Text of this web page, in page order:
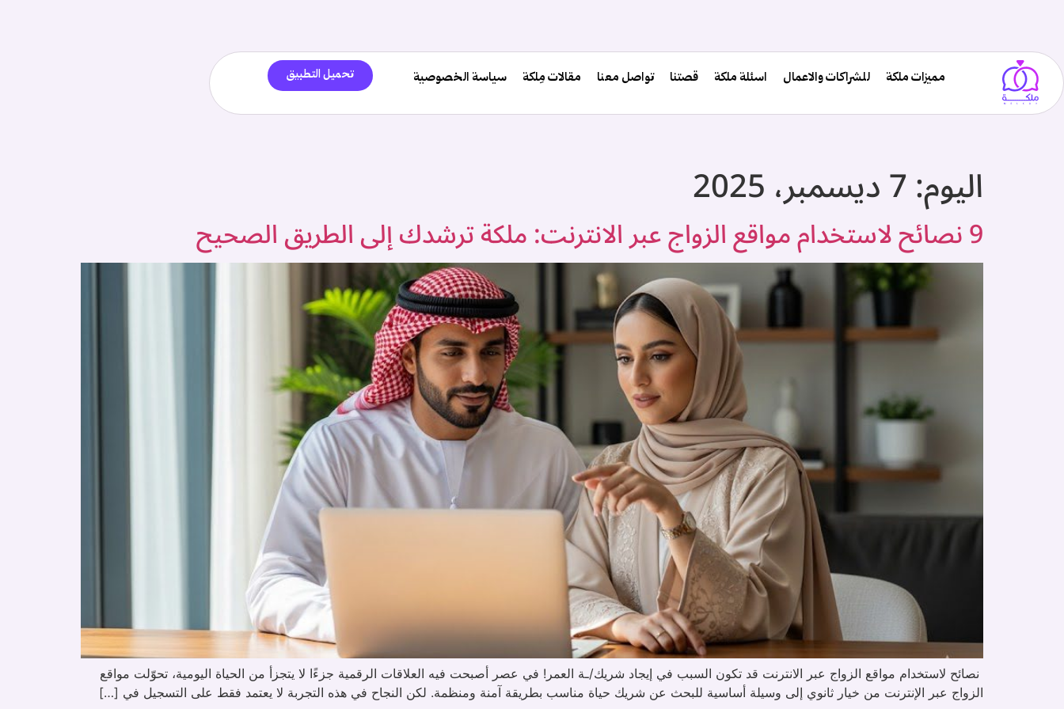
مميزات ملكة للشراكات والاعمال اسئلة ملكة قصتنا تواصل معنا مقالات مِلكة سياسة الخصوصية تحميل التطبيق
اليوم:7 ديسمبر، 2025
9 نصائح لاستخدام مواقع الزواج عبر الانترنت: ملكة ترشدك إلى الطريق الصحيح
نصائح لاستخدام مواقع الزواج عبر الانترنت قد تكون السبب في إيجاد شريك/ـة العمر! في عصر أصبحت فيه العلاقات الرقمية جزءًا لا يتجزأ من الحياة اليومية، تحوّلت مواقع
الزواج عبر الإنترنت من خيار ثانوي إلى وسيلة أساسية للبحث عن شريك حياة مناسب بطريقة آمنة ومنظمة. لكن النجاح في هذه التجربة لا يعتمد فقط على التسجيل في […]